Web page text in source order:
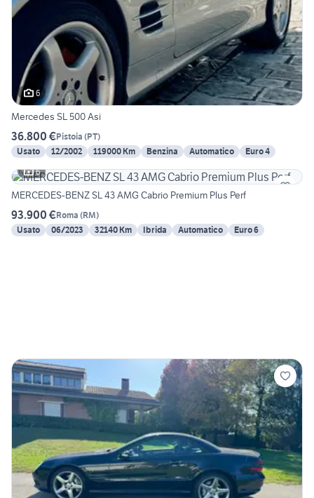
6
Mercedes SL 500 Asi
36.800 €Pistoia (PT)
Usato
12/2002 119000 Km Benzina Automatico
Euro 4
6
MERCEDES-BENZ SL 43 AMG Cabrio Premium Plus Perf
93.900 €Roma (RM)
Usato
06/2023 32140 Km Ibrida Automatico Euro 6